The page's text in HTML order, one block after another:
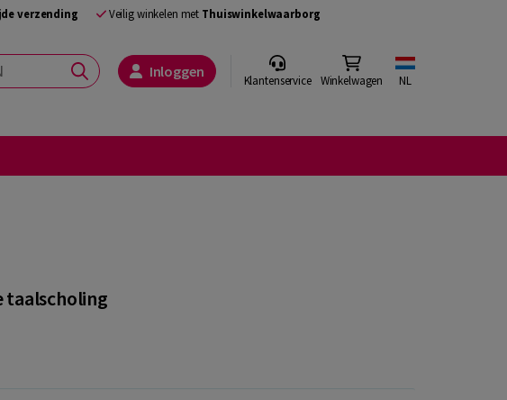
verzending Veilig winkelen met Thuiswinkelwaarborg
Inloggen Klantenservice Winkelwagen NL
taalscholing